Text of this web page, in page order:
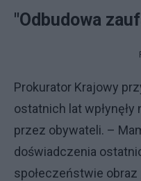
"Odbudowa
Prokurator Krajowy
ostatnich lat
przez obywateli. –
doświadczenia
społeczeństwie